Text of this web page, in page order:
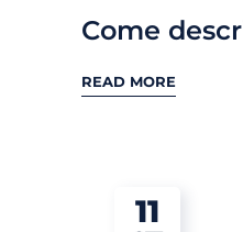
Come
READ MORE
11